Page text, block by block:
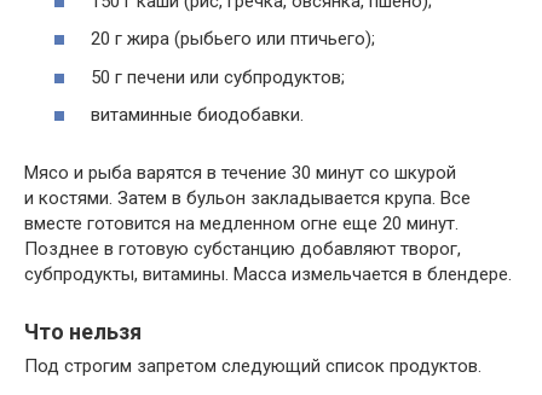
20 г жира (рыбьего или птичьего);
50 г печени или субпродуктов;
витаминные биодобавки.
Мясо и рыба варятся в течение 30 минут со шкурой
и костями. Затем в бульон закладывается крупа. Все
вместе готовится на медленном огне еще 20 минут.
Позднее в готовую субстанцию добавляют творог,
субпродукты, витамины. Масса измельчается в блендере.
Что нельзя
Под строгим запретом следующий список продуктов.